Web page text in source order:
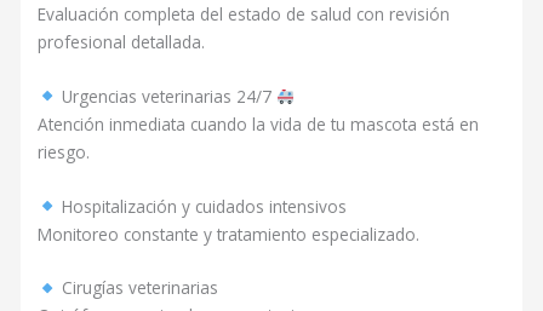
Evaluación completa del estado de salud con revisión
profesional detallada.
Urgencias veterinarias 24/7
Atención inmediata cuando la vida de tu mascota está en
riesgo.
Hospitalización y cuidados intensivos
Monitoreo constante y tratamiento especializado.
Cirugías veterinarias